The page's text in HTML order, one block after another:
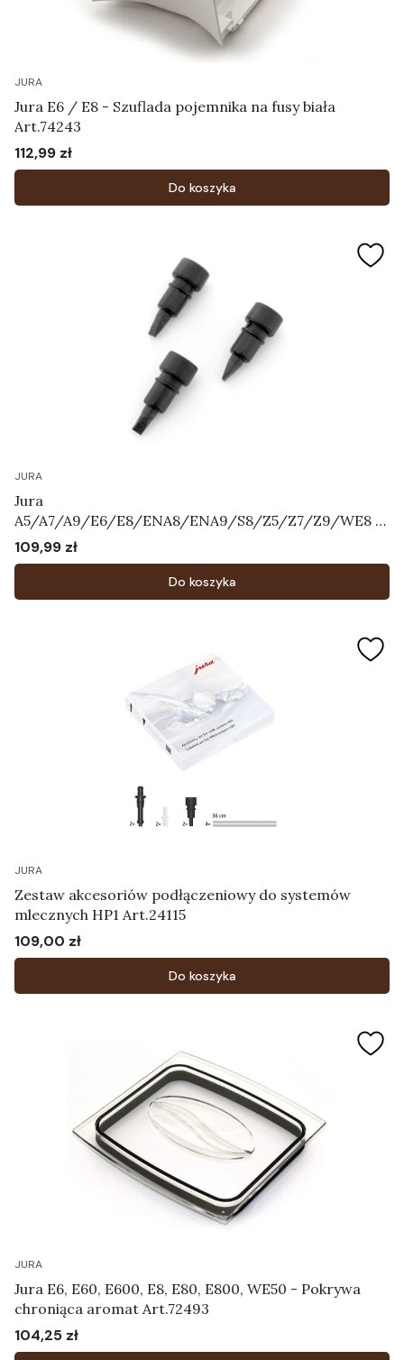
JURA
Jura E6 / E8 - Szuflada pojemnika na fusy biała
Art.74243
Cena
112,99 zł
Do koszyka
JURA
Jura
A5/A7/A9/E6/E8/ENA8/ENA9/S8/Z5/Z7/Z9/WE8 -
Zestaw zaworków napowietrzających Art.72444
Cena
109,99 zł
Do koszyka
JURA
Zestaw akcesoriów podłączeniowy do systemów
mlecznych HP1 Art.24115
Cena
109,00 zł
Do koszyka
JURA
Jura E6, E60, E600, E8, E80, E800, WE50 - Pokrywa
chroniąca aromat Art.72493
Cena
104,25 zł